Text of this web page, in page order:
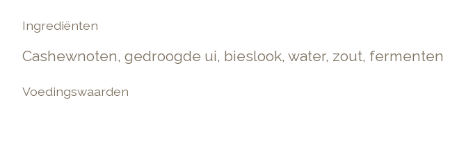
Ingrediënten
Cashewnoten, gedroogde ui, bieslook, water, zout, fermenten
Voedingswaarden